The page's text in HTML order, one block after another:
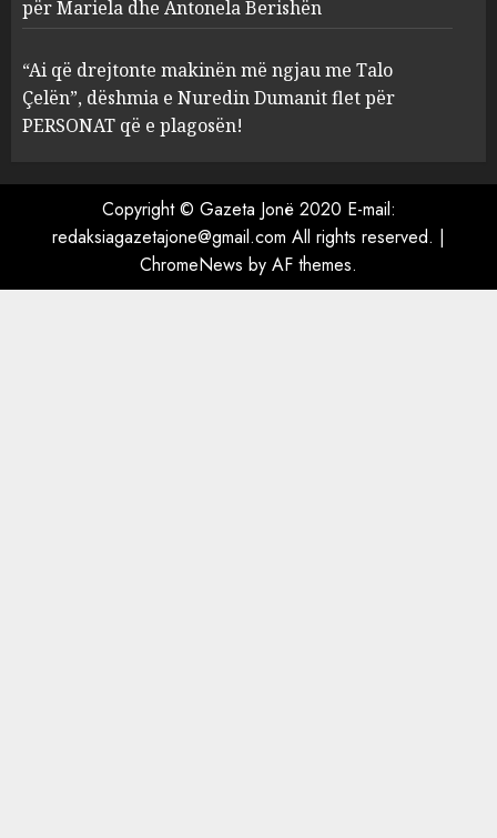
4
çfarë dënimi kërkon për
Berishën
MARCH 25, 2025
ngjau me Talo Çelën”,
dëshmia e Nuredin Dumanit
flet për PERSONAT që e
plagosën!
për Mariela dhe Antonela Berishën
“Ai që drejtonte makinën më ngjau me Talo
Çelën”, dëshmia e Nuredin Dumanit flet për
PERSONAT që e plagosën!
Copyright © Gazeta Jonë 2020 E-mail:
redaksiagazetajone@gmail.com All rights reserved. |
ChromeNews by AF themes.